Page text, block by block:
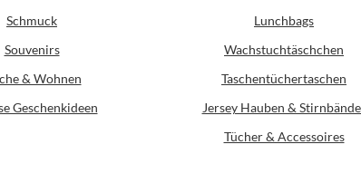
Schmuck
Souvenirs
& Wohnen
Geschenkideen
Lunchbags
Wachstuchtäschchen
Taschentüchertaschen
Jersey Hauben &
Tücher & Accessoires